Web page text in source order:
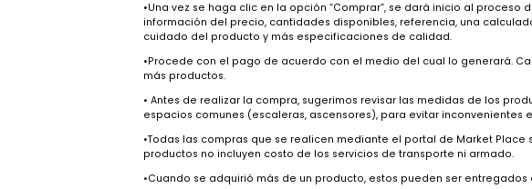
i. Proceso de Compra de bienes y/o servicios en Marketplace:
• Los Usuarios del Marketplace podrán realizar la
“Comprar”. Todos los productos que corresponden al
brindada por el vendedor.
•Una vez se haga clic en la opción “Comprar”, se dará inicio
información del precio, cantidades disponibles, referencia,
cuidado del producto y más especificaciones de calidad.
•Procede con el pago de acuerdo con el medio del cual lo
más productos.